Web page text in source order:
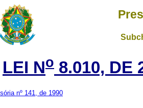
LEI No 8.010, DE
nº 141, de 1990